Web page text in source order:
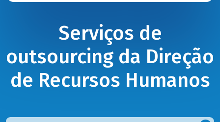
Serviços de
outsourcing da Direção
de Recursos Humanos